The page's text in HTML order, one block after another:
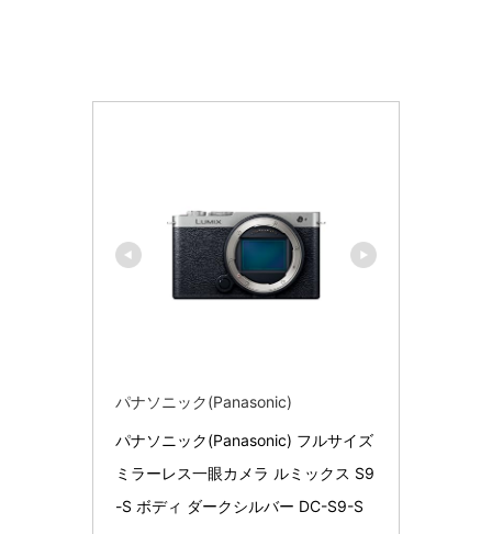
パナソニック(Panasonic)
パナソニック(Panasonic) フルサイズ
ミラーレス一眼カメラ ルミックス S9
-S ボディ ダークシルバー DC-S9-S